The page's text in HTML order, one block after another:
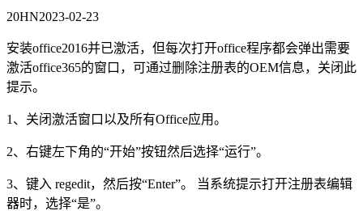
20HN2023-02-23
安装office2016并已激活，但每次打开office程序都会弹出需要
激活office365的窗口，可通过删除注册表的OEM信息，关闭此
提示。
1、关闭激活窗口以及所有Office应用。
2、右键左下角的“开始”按钮然后选择“运行”。
3、键入 regedit，然后按“Enter”。 当系统提示打开注册表编辑
器时，选择“是”。